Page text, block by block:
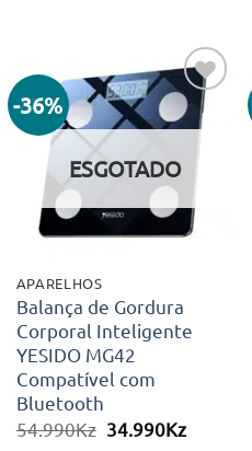
-36%
Adicionar
aos meus
ESGOTADO
APARELHOS
Balança de Gordura
Corporal Inteligente
YESIDO MG42
Compatível com
Bluetooth
54.990Kz O
34.990KzO